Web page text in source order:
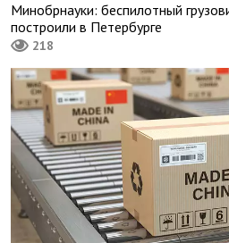
Минобрнауки: беспилотный
построили в Петербурге
218